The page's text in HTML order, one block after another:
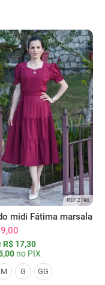
REF 2190
midi Fátima marsala
R$ 17,30
no PIX
M G GG